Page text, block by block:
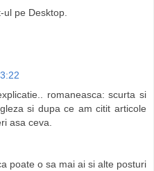
ul pe Desktop.
romaneasca: scurta si
si dupa ce am citit articole
asa ceva.
poate o sa mai ai si alte posturi